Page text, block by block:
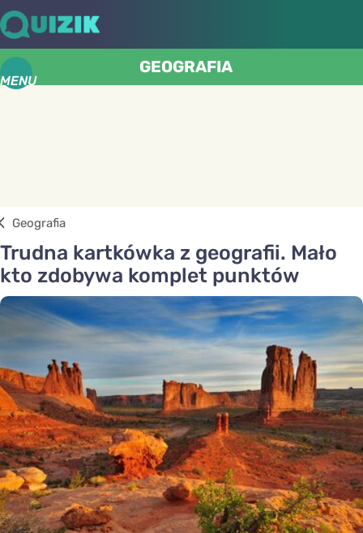
MENU
GEOGRAFIA
Geografia
Trudna kartkówka z geografii. Mało
kto zdobywa komplet punktów